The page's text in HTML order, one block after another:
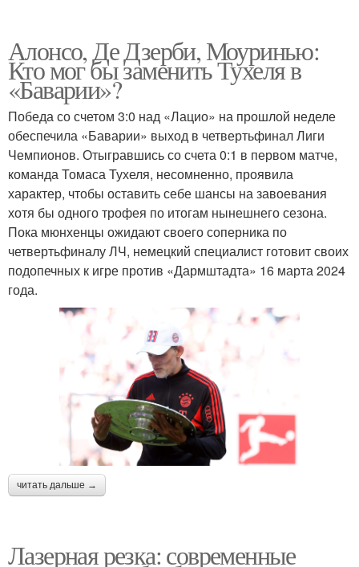
Алонсо, Де Дзерби, Моуринью:
Кто мог бы заменить Тухеля в
«Баварии»?
Победа со счетом 3:0 над «Лацио» на прошлой неделе
обеспечила «Баварии» выход в четвертьфинал Лиги
Чемпионов. Отыгравшись со счета 0:1 в первом матче,
команда Томаса Тухеля, несомненно, проявила
характер, чтобы оставить себе шансы на завоевания
хотя бы одного трофея по итогам нынешнего сезона.
Пока мюнхенцы ожидают своего соперника по
четвертьфиналу ЛЧ, немецкий специалист готовит своих
подопечных к игре против «Дармштадта» 16 марта 2024
года.
читать дальше →
Лазерная резка: современные